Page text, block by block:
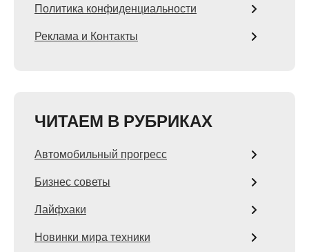
Политика конфиденциальности
Реклама и Контакты
ЧИТАЕМ В РУБРИКАХ
Автомобильный прогресс
Бизнес советы
Лайфхаки
Новинки мира техники